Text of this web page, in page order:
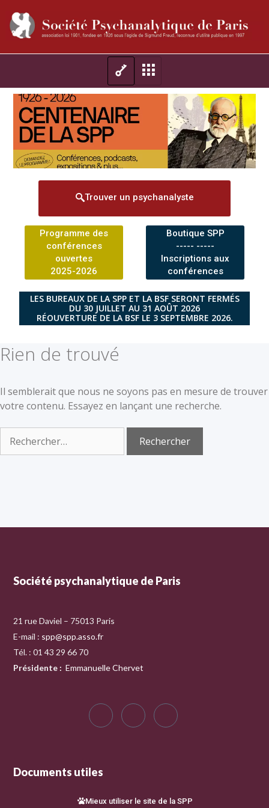
Trouver un psychanalyste
Programme des
conférences
ouvertes
2025-2026
Boutique SPP
----- -----
Inscriptions aux
conférences
LES BUREAUX DE LA SPP ET LA BSF SERONT FERMÉS
DU 30 JUILLET AU 31 AOÛT 2026
RÉOUVERTURE DE LA BSF LE 3 SEPTEMBRE 2026.
Rien de trouvé
Il semblerait que nous ne soyons pas en mesure de trouver
votre contenu. Essayez en lançant une recherche.
Société psychanalytique de Paris
21 rue Daviel – 75013 Paris
E-mail : spp@spp.asso.fr
Tél. : 01 43 29 66 70
Présidente : Emmanuelle Chervet
Documents utiles
Mieux utiliser le site de la SPP